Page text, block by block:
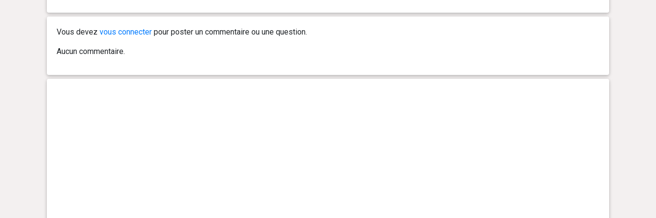
Vous devez vous connecterpour poster un commentaire ou une question.
Aucun commentaire.